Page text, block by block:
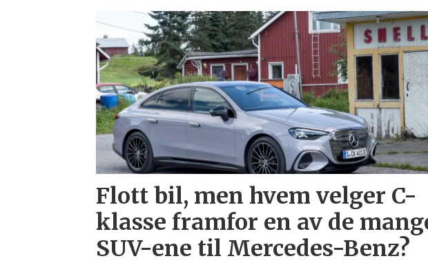
Flott bil, men hvem velger C-
klasse framfor en av de
SUV-ene til Mercedes-Benz?